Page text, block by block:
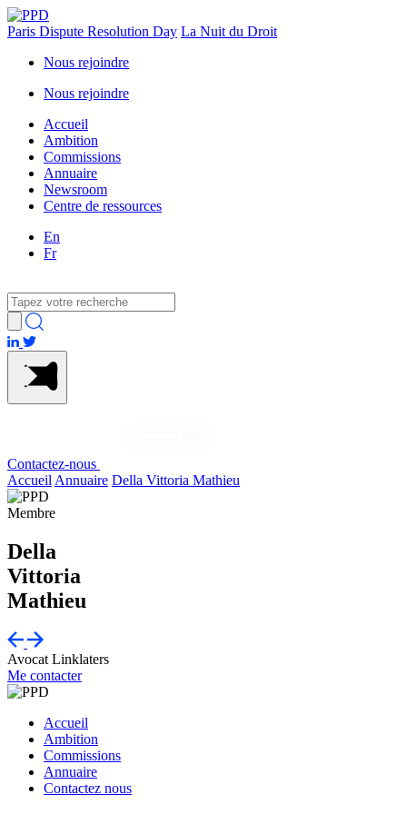
Paris Dispute Resolution Day La Nuit du Droit
Nous rejoindre
Nous rejoindre
Accueil
Ambition
Commissions
Annuaire
Newsroom
Centre de ressources
En
Fr
Contactez-nous
Accueil Annuaire Della Vittoria Mathieu
Membre
Della
Vittoria
Mathieu
Avocat Linklaters
Me contacter
Accueil
Ambition
Commissions
Annuaire
Contactez nous